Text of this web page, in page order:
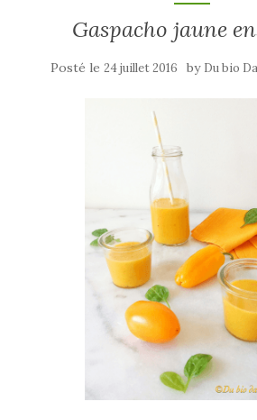
Gaspacho jaune
Posté le 24 juillet 2016 by Du bio